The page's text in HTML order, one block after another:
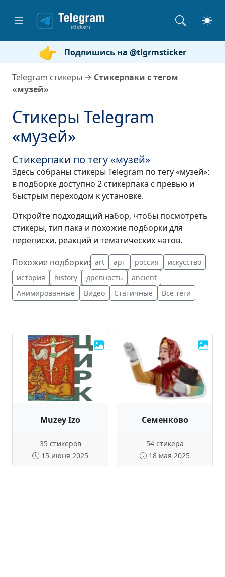
Подпишись на @tlgrmsticker
Telegram стикеры → Стикерпаки с тегом
«музей»
Стикеры Telegram
«музей»
Стикерпаки по тегу «музей»
Здесь собраны стикеры Telegram по тегу «музей»:
в подборке доступно 2 стикерпака с превью и
быстрым переходом к установке.
Откройте подходящий набор, чтобы посмотреть
стикеры, тип пака и похожие подборки для
переписки, реакций и тематических чатов.
Похожие подборки: art арт россия
искусство
история
history древность
ancient
Анимированные
Видео Статичные Все теги
Muzey Izo
35 стикеров
15 июня 2025
Семенково
54 стикера
18 мая 2025